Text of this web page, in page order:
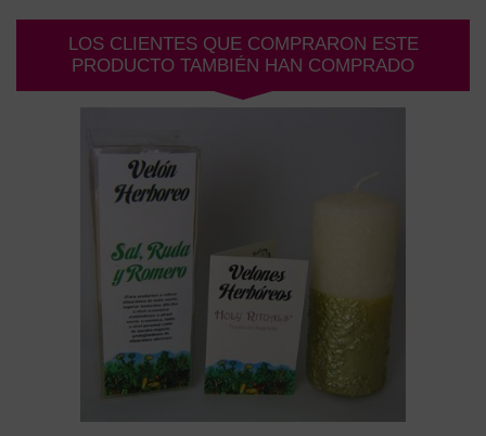
LOS CLIENTES QUE COMPRARON ESTE
PRODUCTO TAMBIÉN HAN COMPRADO